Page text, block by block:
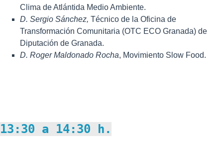
Clima de Atlántida Medio Ambiente.
D. Sergio Sánchez, Técnico de la Oficina de
Transformación Comunitaria (OTC ECO Granada) de
Diputación de Granada.
D. Roger Maldonado Rocha, Movimiento Slow Food.
13:30 a 14:30 h.